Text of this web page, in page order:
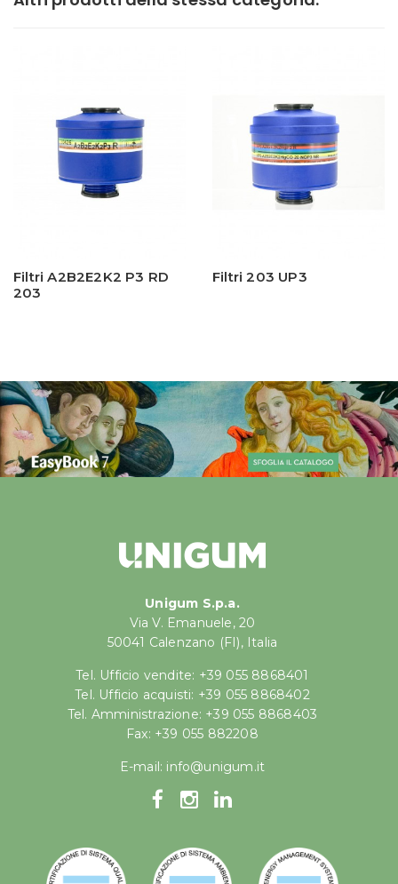
Filtri A2B2E2K2 P3 RD
203
Filtri 203 UP3
Unigum S.p.a.
Via V. Emanuele, 20
50041 Calenzano (FI), Italia
Tel. Ufficio vendite: +39 055 8868401
Tel. Ufficio acquisti: +39 055 8868402
Tel. Amministrazione: +39 055 8868403
Fax: +39 055 882208
E-mail: info@unigum.it